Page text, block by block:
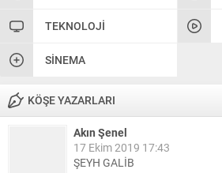
TEKNOLOJI
SINEMA
KÖŞE YAZARLARI
Akın Şenel
17 Ekim 2019 17:43
ŞEYH GALİB